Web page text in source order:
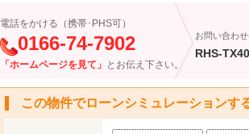
電話をかける（携帯･PHS可）
0166-74-7902
「ホームページを見て」 とお伝え下さい。
お問い合わ
RHS-
この物件でローンシミュレーションす